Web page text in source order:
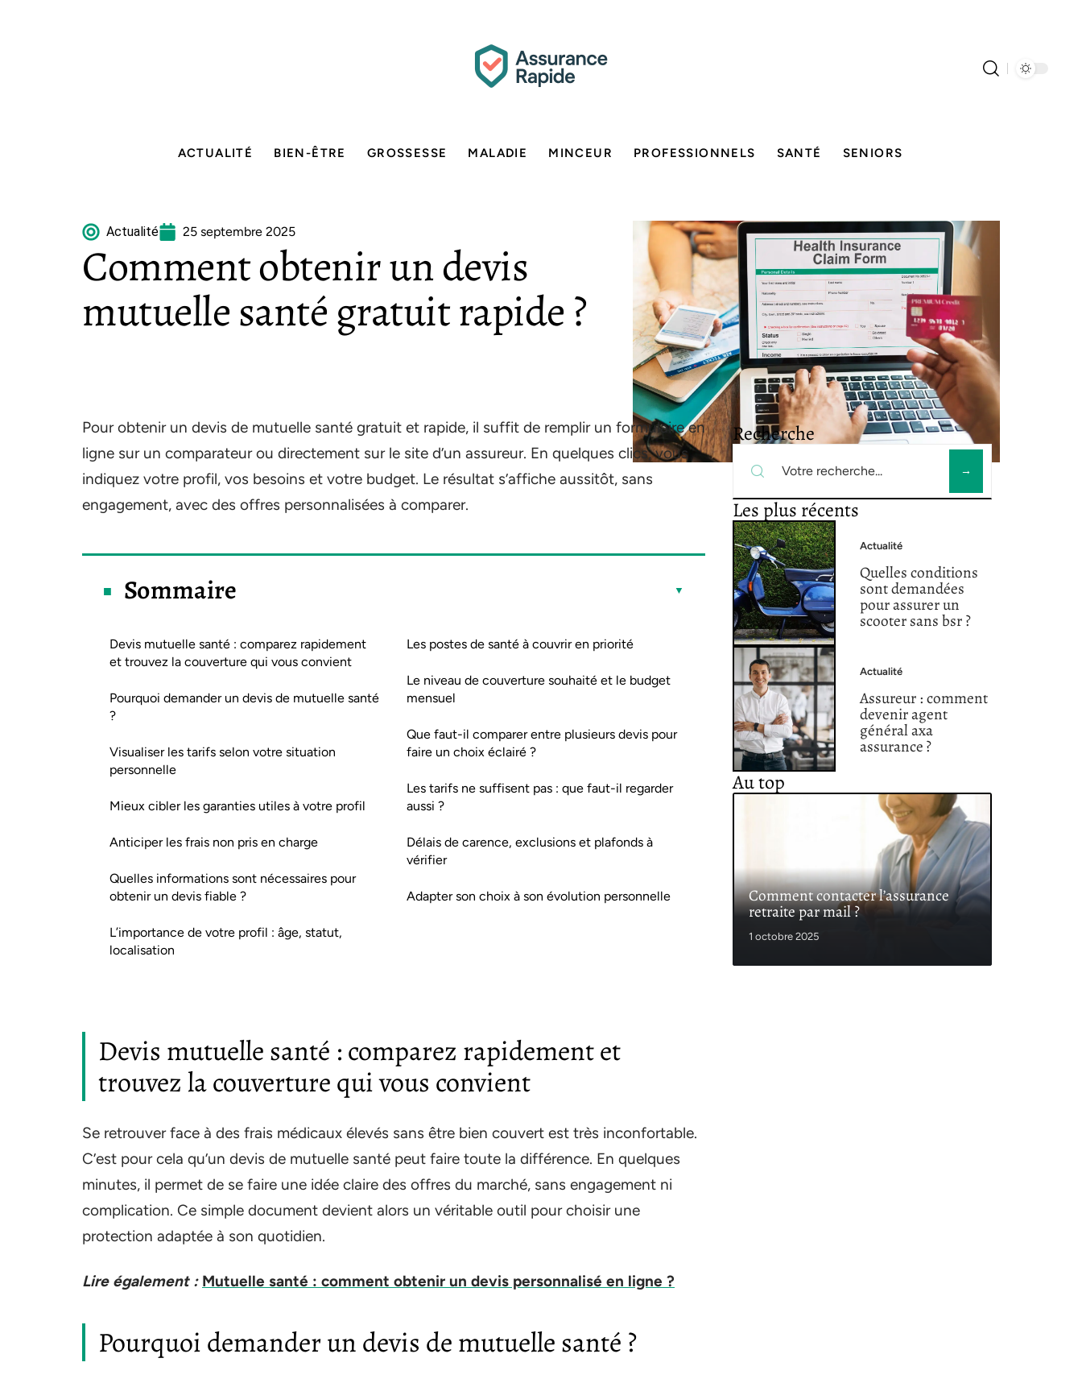
ACTUALITÉ BIEN-ÊTRE GROSSESSE MALADIE MINCEUR PROFESSIONNELS SANTÉ SENIORS
Actualité 25 septembre 2025
Comment obtenir un devis
mutuelle santé gratuit rapide ?
Pour obtenir un devis de mutuelle santé gratuit et rapide, il suffit de remplir un formulaire en
ligne sur un comparateur ou directement sur le site d’un assureur. En quelques clics, vous
indiquez votre profil, vos besoins et votre budget. Le résultat s’affiche aussitôt, sans
engagement, avec des offres personnalisées à comparer.
Sommaire
Devis mutuelle santé : comparez rapidement
et trouvez la couverture qui vous convient
Pourquoi demander un devis de mutuelle santé
?
Visualiser les tarifs selon votre situation
personnelle
Mieux cibler les garanties utiles à votre profil
Anticiper les frais non pris en charge
Quelles informations sont nécessaires pour
obtenir un devis fiable ?
L’importance de votre profil : âge, statut,
localisation
Les postes de santé à couvrir en priorité
Le niveau de couverture souhaité et le budget
mensuel
Que faut-il comparer entre plusieurs devis pour
faire un choix éclairé ?
Les tarifs ne suffisent pas : que faut-il regarder
aussi ?
Délais de carence, exclusions et plafonds à
vérifier
Adapter son choix à son évolution personnelle
Devis mutuelle santé : comparez rapidement et
trouvez la couverture qui vous convient
Se retrouver face à des frais médicaux élevés sans être bien couvert est très inconfortable.
C’est pour cela qu’un devis de mutuelle santé peut faire toute la différence. En quelques
minutes, il permet de se faire une idée claire des offres du marché, sans engagement ni
complication. Ce simple document devient alors un véritable outil pour choisir une
protection adaptée à son quotidien.
Lire également : Mutuelle santé : comment obtenir un devis personnalisé en ligne ?
Pourquoi demander un devis de mutuelle santé ?
Recherche
Les plus récents
Actualité
Quelles conditions
sont demandées
pour assurer un
scooter sans bsr ?
Actualité
Assureur : comment
devenir agent
général axa
assurance ?
Au top
Comment contacter l’assurance
retraite par mail ?
1 octobre 2025